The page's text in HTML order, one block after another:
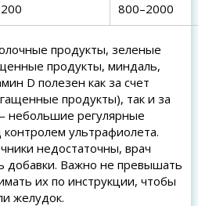
800–2000
продукты, зеленые
продукты, миндаль,
D полезен как за счет
продукты), так и за
небольшие регулярные
ультрафиолета.
недостаточны, врач
добавки. Важно не превышать
их по инструкции, чтобы
желудок.